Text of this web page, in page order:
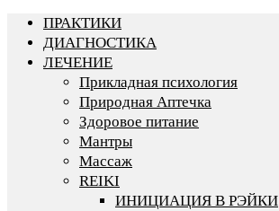
ПРАКТИКИ
ДИАГНОСТИКА
ЛЕЧЕНИЕ
Прикладная психология
Природная Аптечка
Здоровое питание
Мантры
Массаж
REIKI
ИНИЦИАЦИЯ В РЭЙКИ